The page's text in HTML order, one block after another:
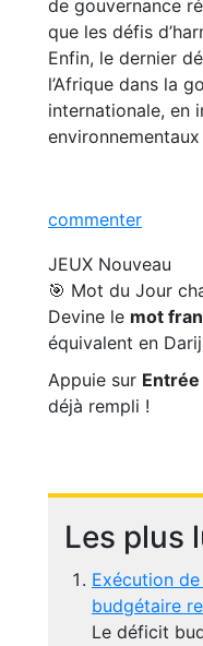
de gouvernance
que les défis
Enfin, le dernier
l’Afrique dans la
internationale, en
commenter
JEUX Nouveau
🎯 Mot du Jour
Devine le mot
équivalent en
Appuie sur Entrée
déjà rempli !
Les plus
Exécution
budgétaire
Le déficit